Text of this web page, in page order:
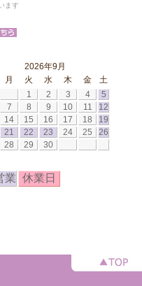
ます
2026年9月
月 火 水 木 金
土
1
2 3 4
5
7 8 9 10 11
12
14 15 16 17 18
19
21 22 23 24 25
26
28 29 30
業 休業日